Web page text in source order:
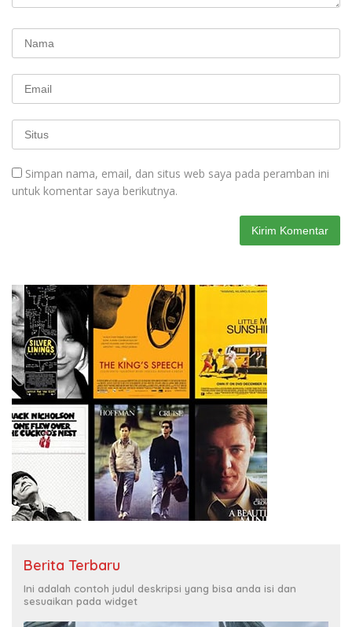
Simpan nama, email, dan situs web saya pada peramban ini
untuk komentar saya berikutnya.
Berita Terbaru
Ini adalah contoh judul deskripsi yang bisa anda isi dan
sesuaikan pada widget